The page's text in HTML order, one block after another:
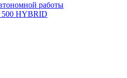
работы
HYBRID